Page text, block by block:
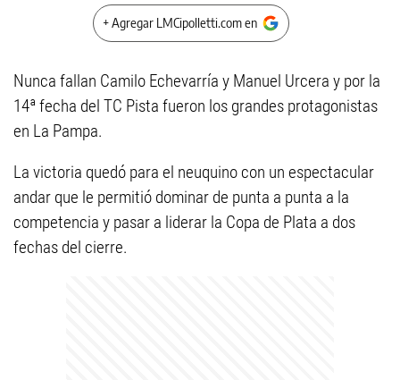
+ Agregar LMCipolletti.com en
Nunca fallan Camilo Echevarría y Manuel Urcera y por la
14ª fecha del TC Pista fueron los grandes protagonistas
en La Pampa.
La victoria quedó para el neuquino con un espectacular
andar que le permitió dominar de punta a punta a la
competencia y pasar a liderar la Copa de Plata a dos
fechas del cierre.